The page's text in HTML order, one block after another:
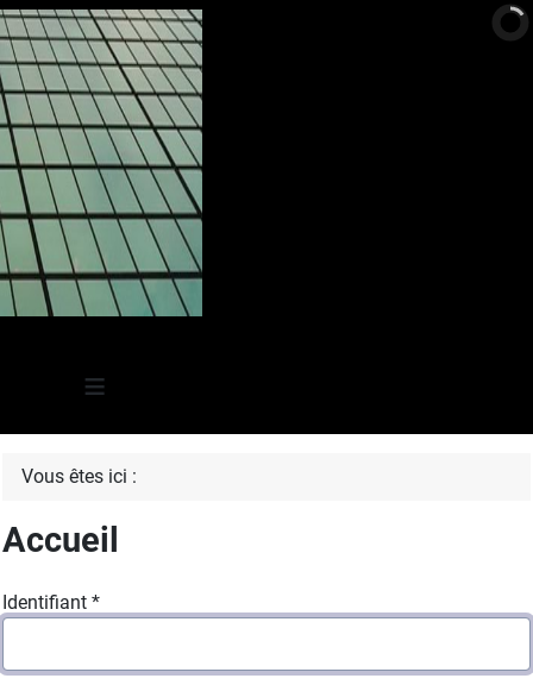
≡
Vous êtes ici :
Accueil
Identifiant *